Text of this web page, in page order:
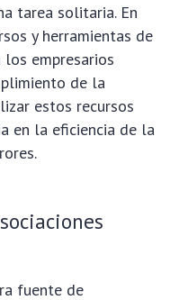
tarea solitaria. En
y herramientas de
empresarios
de la
estos recursos
en la eficiencia de la
fuente de